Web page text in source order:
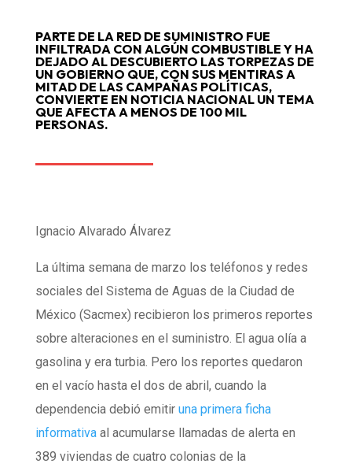
PARTE DE LA RED DE SUMINISTRO FUE
INFILTRADA CON ALGÚN COMBUSTIBLE Y HA
DEJADO AL DESCUBIERTO LAS TORPEZAS DE
UN GOBIERNO QUE, CON SUS MENTIRAS A
MITAD DE LAS CAMPAÑAS POLÍTICAS,
CONVIERTE EN NOTICIA NACIONAL UN TEMA
QUE AFECTA A MENOS DE 100 MIL
PERSONAS.
Ignacio Alvarado Álvarez
La última semana de marzo los teléfonos y redes
sociales del Sistema de Aguas de la Ciudad de
México (Sacmex) recibieron los primeros reportes
sobre alteraciones en el suministro. El agua olía a
gasolina y era turbia. Pero los reportes quedaron
en el vacío hasta el dos de abril, cuando la
dependencia debió emitir una primera ficha
informativaal acumularse llamadas de alerta en
389 viviendas de cuatro colonias de la